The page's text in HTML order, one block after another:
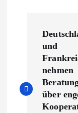
t
und
nehmen
über